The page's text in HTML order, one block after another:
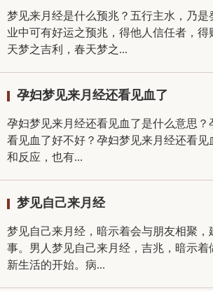
梦见来月经是什么预兆？五行主水，乃是
业中可有好运之预兆，得他人信任者，得
天梦之吉利，春天梦之...
孕妇梦见来月经还看见血了
孕妇梦见来月经还看见血了是什么意思？
看见血了好不好？孕妇梦见来月经还看见
和反应，也有...
梦见自己来月经
梦见自己来月经，暗示着会与朋友相聚，
事。男人梦见自己来月经，吉兆，暗示着
新生活的开始。病...